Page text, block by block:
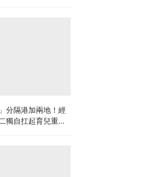
分隔港加兩地！經
獨自扛起育兒重